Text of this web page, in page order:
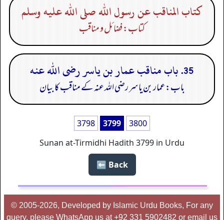
كتاب المناقب عن رسول الله صلى الله عليه وسلم
کتاب: فضائل و مناقب
35. باب مناقب عمار بن ياسر رضى الله عنه
باب: عمار بن یاسر رضی الله عنہ کے مناقب کا بیان
3798 3799
3800
Sunan at-Tirmidhi Hadith 3799 in Urdu
Back ⬅️
© 2005-2026, Developed by Islamic Urdu Books, For any
query, please WhatsApp us at +92 331 5902482 or email us